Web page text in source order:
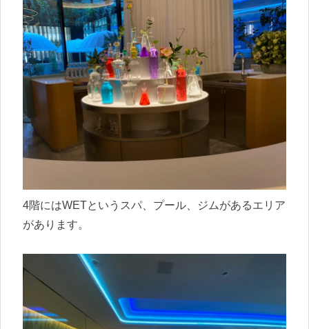
4階にはWETというスパ、プール、ジムがあるエリア
があります。